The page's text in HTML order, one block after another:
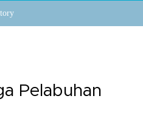
Pelabuhan